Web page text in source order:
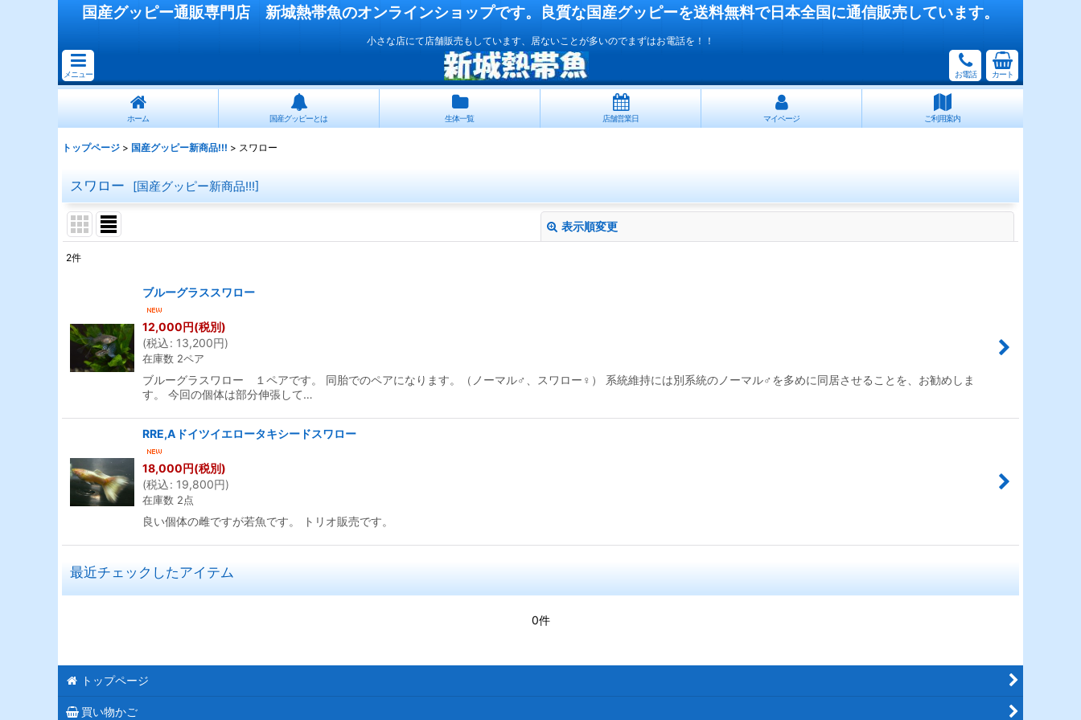
国産グッピー通販専門店 新城熱帯魚のオンラインショップです。良質な国産グッピーを送料無料で日本全国に通信販売しています。
小さな店にて店舗販売もしています、居ないことが多いのでまずはお電話を！！
メニュー お電話 カート
ホーム 国産グッピーとは 生体一覧 店舗営業日 マイページ ご利用案内
トップページ > 国産グッピー新商品!!! > スワロー
スワロー [国産グッピー新商品!!!]
表示順変更
並び順:
絞り込む
2件
ブルーグラススワロー
12,000円(税別)
(税込: 13,200円)
在庫数 2ペア
ブルーグラスワロー １ペアです。 同胎でのペアになります。（ノーマル♂、スワロー♀） 系統維持には別系統のノーマル♂を多めに同居させることを、お勧めしま
す。 今回の個体は部分伸張して…
RRE,Aドイツイエロータキシードスワロー
18,000円(税別)
(税込: 19,800円)
在庫数 2点
良い個体の雌ですが若魚です。 トリオ販売です。
最近チェックしたアイテム
0件
トップページ
買い物かご